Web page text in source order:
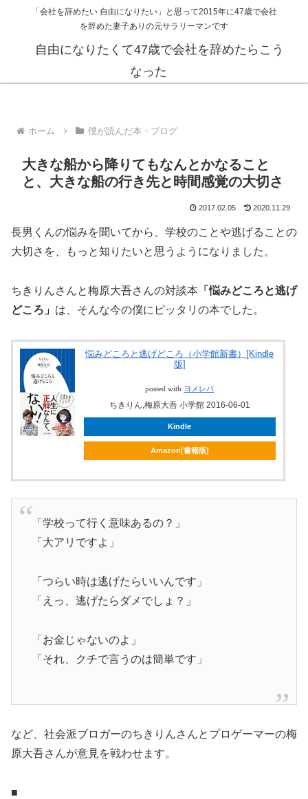
「会社を辞めたい 自由になりたい」と思って2015年に47歳で会社
を辞めた妻子ありの元サラリーマンです
自由になりたくて47歳で会社を辞めたらこう
なった
ホーム 僕が読んだ本・ブログ
大きな船から降りてもなんとかなること
と、大きな船の行き先と時間感覚の大切さ
2017.02.05 2020.11.29
長男くんの悩みを聞いてから、学校のことや逃げることの
大切さを、もっと知りたいと思うようになりました。
ちきりんさんと梅原大吾さんの対談本 「悩みどころと逃げ
どころ」 は、そんな今の僕にピッタリの本でした。
悩みどころと逃げどころ（小学館新書）[Kindle
版]
posted with ヨメレバ
ちきりん,梅原大吾 小学館 2016-06-01
Kindle
Amazon[書籍版]
「学校って行く意味あるの？」
「大アリですよ」
「つらい時は逃げたらいいんです」
「えっ、逃げたらダメでしょ？」
「お金じゃないのよ」
「それ、クチで言うのは簡単です」
など、社会派ブロガーのちきりんさんとプロゲーマーの梅
原大吾さんが意見を戦わせます。
■